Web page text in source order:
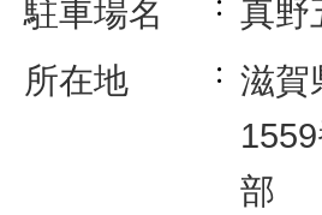
駐車場名
真野
所在地
滋賀
部